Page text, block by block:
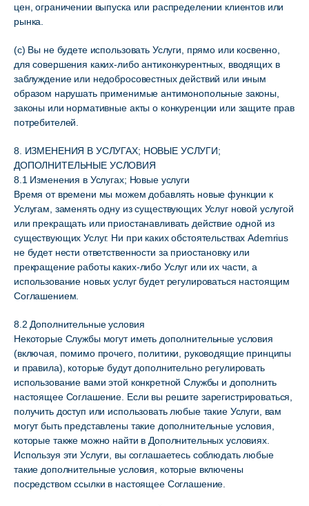
цен, ограничении выпуска или распределении клиентов или
рынка.
(c) Вы не будете использовать Услуги, прямо или косвенно,
для совершения каких-либо антиконкурентных, вводящих в
заблуждение или недобросовестных действий или иным
образом нарушать применимые антимонопольные законы,
законы или нормативные акты о конкуренции или защите прав
потребителей.
8. ИЗМЕНЕНИЯ В УСЛУГАХ; НОВЫЕ УСЛУГИ;
ДОПОЛНИТЕЛЬНЫЕ УСЛОВИЯ
8.1 Изменения в Услугах; Новые услуги
Время от времени мы можем добавлять новые функции к
Услугам, заменять одну из существующих Услуг новой услугой
или прекращать или приостанавливать действие одной из
существующих Услуг. Ни при каких обстоятельствах Ademrius
не будет нести ответственности за приостановку или
прекращение работы каких-либо Услуг или их части, а
использование новых услуг будет регулироваться настоящим
Соглашением.
8.2 Дополнительные условия
Некоторые Службы могут иметь дополнительные условия
(включая, помимо прочего, политики, руководящие принципы
и правила), которые будут дополнительно регулировать
использование вами этой конкретной Службы и дополнить
настоящее Соглашение. Если вы решите зарегистрироваться,
получить доступ или использовать любые такие Услуги, вам
могут быть представлены такие дополнительные условия,
которые также можно найти в Дополнительных условиях.
Используя эти Услуги, вы соглашаетесь соблюдать любые
такие дополнительные условия, которые включены
посредством ссылки в настоящее Соглашение.